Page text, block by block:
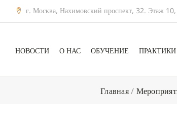
г. Москва, Нахимовский проспект, 32. Этаж
НОВОСТИ О НАС ОБУЧЕНИЕ ПРАКТИКИ
Главная/